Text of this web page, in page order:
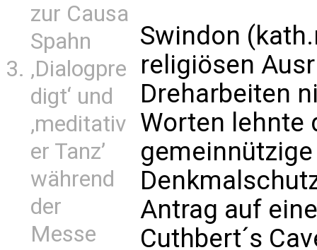
zur Causa
Spahn
‚Dialogpre
digt‘ und
‚meditativ
er Tanz’
während
der
Messe
Swindon
religiösen
Dreharbeiten
Worten lehnte
Antrag auf
Cuthbert´s